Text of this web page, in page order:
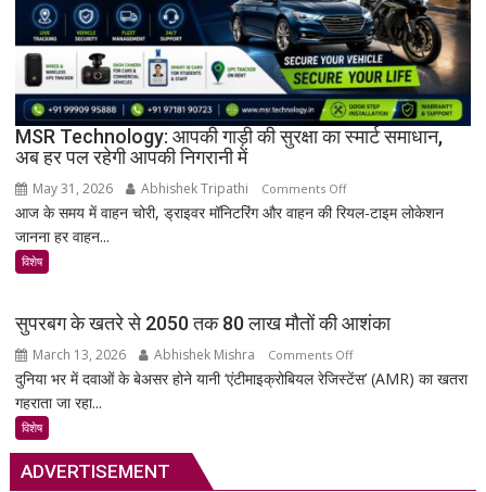
पुरानी
तालपत्र
पांडुलिपि
सहित
38
दुर्लभ
MSR Technology: आपकी गाड़ी की सुरक्षा का स्मार्ट समाधान,
अब हर पल रहेगी आपकी निगरानी में
May 31, 2026 Abhishek Tripathi Comments Offon
MSR
सुरक्षा
का
स्मार्ट
आज के समय में वाहन चोरी, ड्राइवर मॉनिटरिंग और वाहन की रियल-टाइम लोकेशन
जानना हर वाहन...
विशेष
सुपरबग के खतरे से 2050 तक 80 लाख मौतों की आशंका
March 13, 2026 Abhishek Mishra Comments Offon
सुपरबग
दुनिया भर में दवाओं के बेअसर होने यानी ‘एंटीमाइक्रोबियल रेजिस्टेंस’ (AMR) का खतरा
गहराता जा रहा...
विशेष
ADVERTISEMENT